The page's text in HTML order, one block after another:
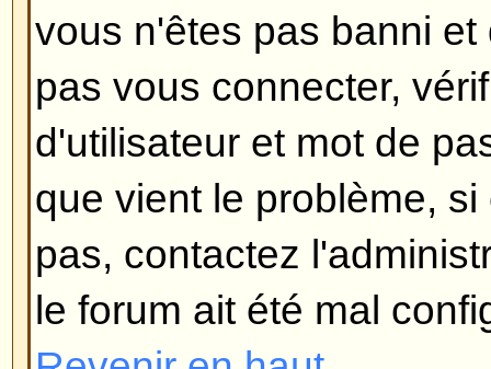
automatiquement à chaque visite
connectez, le forum vous
pour une période préétablie.
utilisation abusive de votre
d'autre. Pour rester connecté,
connectant, ceci n'est pas
accédez au forum en utilisant
: bibliothèque, cybercafé,